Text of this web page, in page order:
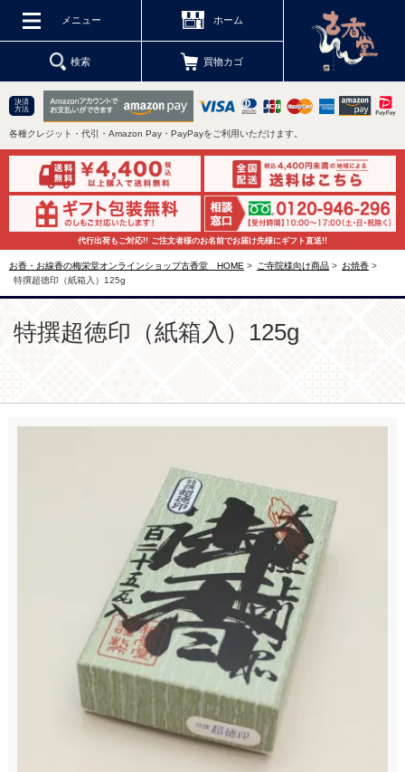
メニュー ホーム
検索 買物カゴ
決済
方法
各種クレジット・代引・Amazon Pay・PayPayをご利用いただけます。
代行出荷もご対応!! ご注文者様のお名前でお届け先様にギフト直送!!
お香・お線香の梅栄堂オンラインショップ古香堂 HOME > ご寺院様向け商品 > お焼香 >
特撰超徳印（紙箱入）125g
特撰超徳印（紙箱入）125g